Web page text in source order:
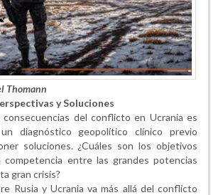
Thomann
y Soluciones
consecuencias del conflicto en Ucrania es
un diagnóstico geopolítico clínico previo
soluciones. ¿Cuáles son los objetivos
competencia entre las grandes potencias
gran crisis?
Rusia y Ucrania va más allá del conflicto